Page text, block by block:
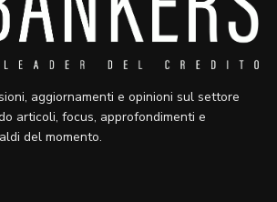
aggiornamenti e opinioni sul settore
articoli, focus, approfondimenti e
del momento.